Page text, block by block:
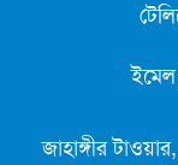
জাহাঙ্গীর